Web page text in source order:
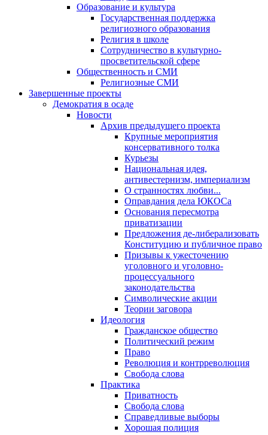
Образование и культура
Государственная поддержка
религиозного образования
Религия в школе
Сотрудничество в культурно-
просветительской сфере
Общественность и СМИ
Религиозные СМИ
Завершенные проекты
Демократия в осаде
Новости
Архив предыдущего проекта
Крупные мероприятия
консервативного толка
Курьезы
Национальная идея,
антивестернизм, империализм
О странностях любви...
Оправдания дела ЮКОСа
Основания пересмотра
приватизации
Предложения де-либерализовать
Конституцию и публичное право
Призывы к ужесточению
уголовного и уголовно-
процессуального
законодательства
Символические акции
Теории заговора
Идеология
Гражданское общество
Политический режим
Право
Революция и контрреволюция
Свобода слова
Практика
Приватность
Свобода слова
Справедливые выборы
Хорошая полиция